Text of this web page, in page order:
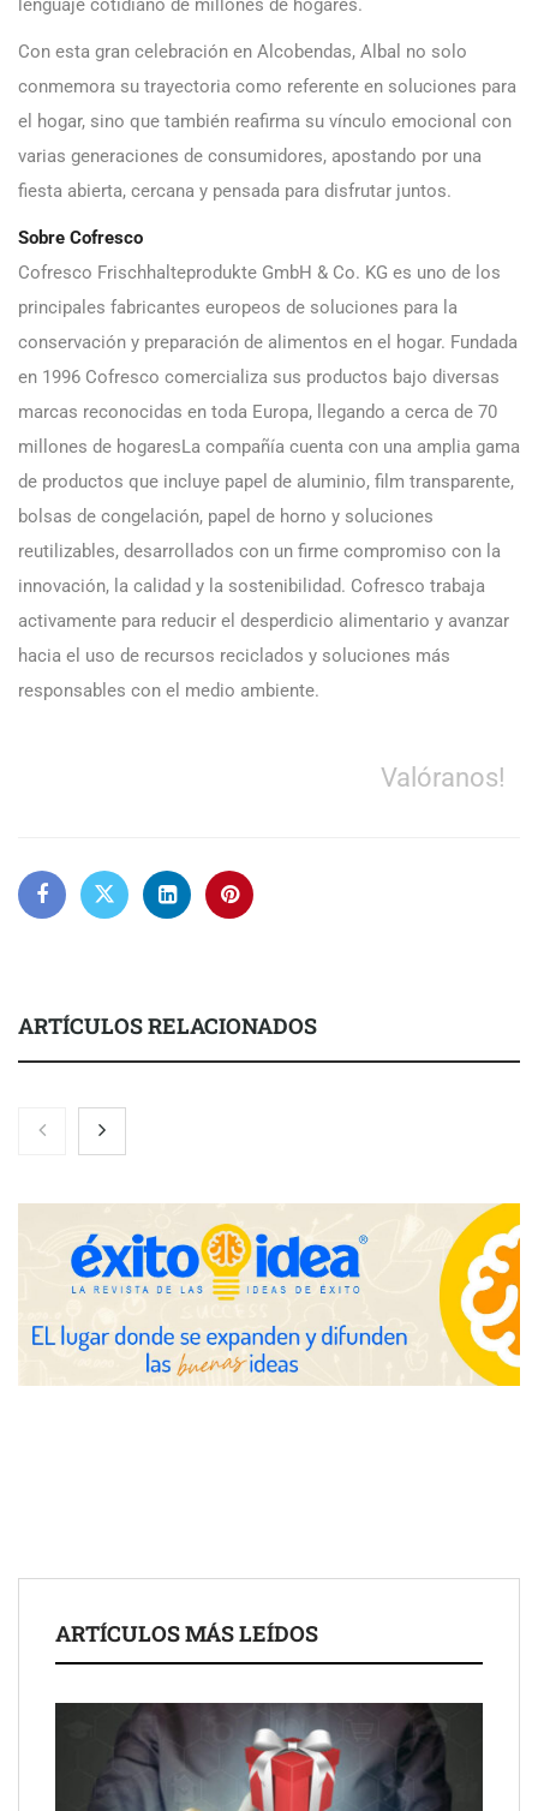
lenguaje cotidiano de millones de hogares.
Con esta gran celebración en Alcobendas, Albal no solo
conmemora su trayectoria como referente en soluciones para
el hogar, sino que también reafirma su vínculo emocional con
varias generaciones de consumidores, apostando por una
fiesta abierta, cercana y pensada para disfrutar juntos.
Sobre Cofresco
Cofresco Frischhalteprodukte GmbH & Co. KG es uno de los
principales fabricantes europeos de soluciones para la
conservación y preparación de alimentos en el hogar. Fundada
en 1996 Cofresco comercializa sus productos bajo diversas
marcas reconocidas en toda Europa, llegando a cerca de 70
millones de hogaresLa compañía cuenta con una amplia gama
de productos que incluye papel de aluminio, film transparente,
bolsas de congelación, papel de horno y soluciones
reutilizables, desarrollados con un firme compromiso con la
innovación, la calidad y la sostenibilidad. Cofresco trabaja
activamente para reducir el desperdicio alimentario y avanzar
hacia el uso de recursos reciclados y soluciones más
responsables con el medio ambiente.
Valóranos!
ARTÍCULOS RELACIONADOS
La luz roja, el nuevo aftersun, actúa en la recuperación de la piel
Eulalia Roig lanza ‘The Journal’, una revista digital mensual de
entrevistas y fotografía editorial
ARTÍCULOS MÁS LEÍDOS